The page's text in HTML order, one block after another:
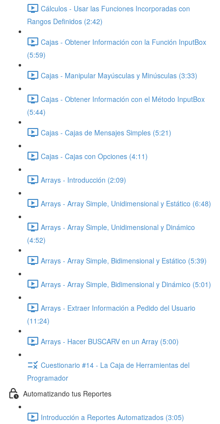
Cálculos - Usar las Funciones Incorporadas con
Rangos Definidos (2:42)
Cajas - Obtener Información con la Función InputBox
(5:59)
Cajas - Manipular Mayúsculas y Minúsculas (3:33)
Cajas - Obtener Información con el Método InputBox
(5:44)
Cajas - Cajas de Mensajes Simples (5:21)
Cajas - Cajas con Opciones (4:11)
Arrays - Introducción (2:09)
Arrays - Array Simple, Unidimensional y Estático (6:48)
Arrays - Array Simple, Unidimensional y Dinámico
(4:52)
Arrays - Array Simple, Bidimensional y Estático (5:39)
Arrays - Array Simple, Bidimensional y Dinámico (5:01)
Arrays - Extraer Información a Pedido del Usuario
(11:24)
Arrays - Hacer BUSCARV en un Array (5:00)
Cuestionario #14 - La Caja de Herramientas del
Programador
Automatizando tus Reportes
Introducción a Reportes Automatizados (3:05)